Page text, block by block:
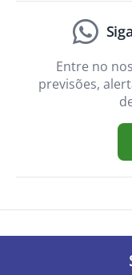
Entre no
previsões,